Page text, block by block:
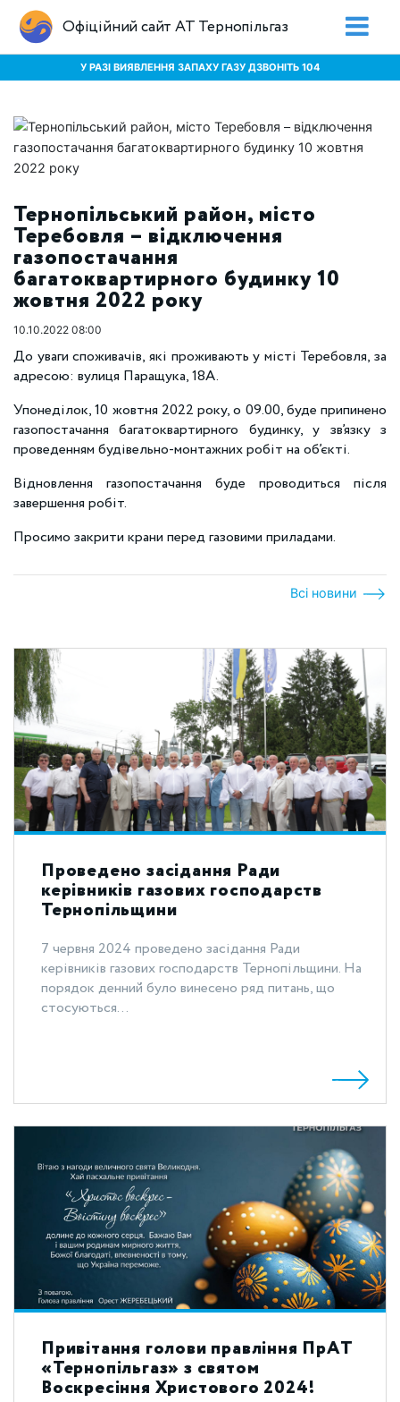
Офіційний сайт АТ Тернопільгаз
У РАЗІ ВИЯВЛЕННЯ ЗАПАХУ ГАЗУ ДЗВОНІТЬ 104
Тернопільський район, місто
Теребовля – відключення
газопостачання
багатоквартирного будинку 10
жовтня 2022 року
10.10.2022 08:00
До уваги споживачів, які проживають у місті Теребовля, за
адресою: вулиця Паращука, 18А.
Упонеділок, 10 жовтня 2022 року, о 09.00, буде припинено
газопостачання багатоквартирного будинку, у зв’язку з
проведенням будівельно-монтажних робіт на об’єкті.
Відновлення газопостачання буде проводиться після
завершення робіт.
Просимо закрити крани перед газовими приладами.
Всі новини
Проведено засідання Ради
керівників газових господарств
Тернопільщини
7 червня 2024 проведено засідання Ради
керівників газових господарств Тернопільщини. На
порядок денний було винесено ряд питань, що
стосуються...
Привітання голови правління ПрАТ
«Тернопільгаз» з святом
Воскресіння Христового 2024!